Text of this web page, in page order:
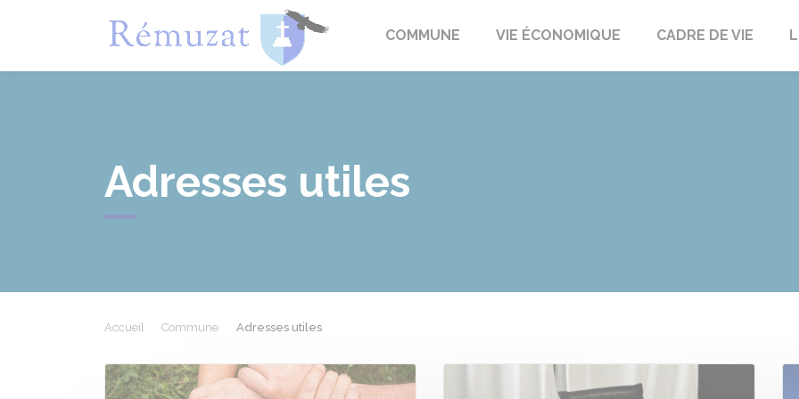
RémuzatCOMMUNE VIE ÉCONOMIQUE CADRE DE VIE
Adresses utiles
Accueil Commune Adresses utiles